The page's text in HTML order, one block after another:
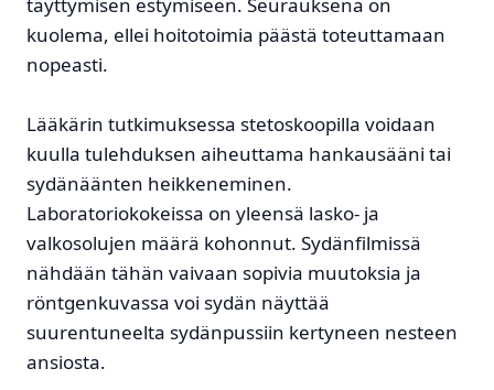
kuolema, ellei hoitotoimia päästä toteuttamaan
nopeasti.
Lääkärin tutkimuksessa stetoskoopilla voidaan
kuulla tulehduksen aiheuttama hankausääni tai
sydänäänten heikkeneminen.
Laboratoriokokeissa on yleensä lasko- ja
valkosolujen määrä kohonnut. Sydänfilmissä
nähdään tähän vaivaan sopivia muutoksia ja
röntgenkuvassa voi sydän näyttää
suurentuneelta sydänpussiin kertyneen nesteen
ansiosta.